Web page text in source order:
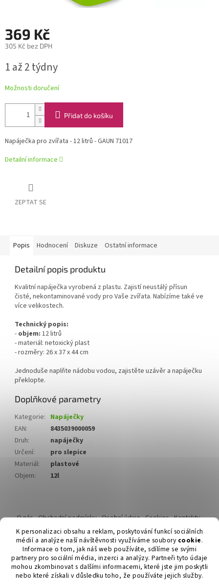
K personalizaci obsahu a reklam, poskytování funkcí sociálních
médií a analýze naší návštěvnosti využíváme soubory cookie.
Informace o tom, jak náš web používáte, sdílíme se svými
partnery pro sociální média, inzerci a analýzy. Partneři tyto údaje
mohou zkombinovat s dalšími informacemi, které jste jim poskytli
nebo které získali v důsledku toho, že používáte jejich služby.
369 Kč
305 Kč bez DPH
cena:
1 až 2 týdny
Možnosti doručení
Přidat do košíku
Napáječka pro zvířata - 12 litrů - GAUN 71017
Detailní informace
ZEPTAT SE
Popis Hodnocení Diskuze Ostatní informace
Detailní popis produktu
Kvalitní napáječka vyrobená z plastu. Zajistí neustálý přísun
čisté, nekontaminované vody pro Vaše zvířata. Nabízíme také ve
více velikostech.
Technický popis:
- objem: 12 litrů
- materiál: netoxický plast
- rozměry: 26 x 37 x 44 cm
Jednoduše naplňte nádobu vodou, zajistěte uzávěr a napáječku
překlopte.
Doplňkové parametry
Kategorie: Napáječky
EAN:
8435039000059
Druh:
napáječky
Určení:
pro slepice
Materiál:
plastové
Objem: 12l
á
p
O nás Obchodní podmínky Osobní údaje Cookies Kontakty
Reklamační řád
Vytvořil Shoptet